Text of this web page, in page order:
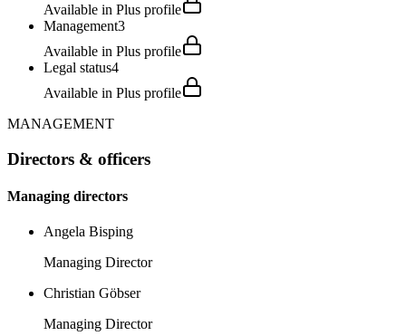
Available in Plus profile
Management3
Available in Plus profile
Legal status4
Available in Plus profile
MANAGEMENT
Directors & officers
Managing directors
Angela Bisping
Managing Director
Christian Göbser
Managing Director